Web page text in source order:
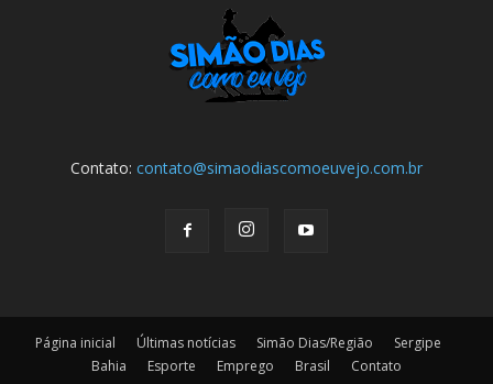
Contato: contato@simaodiascomoeuvejo.com.br
Página inicial Últimas notícias Simão Dias/Região
Sergipe
Bahia
Esporte Emprego Brasil Contato